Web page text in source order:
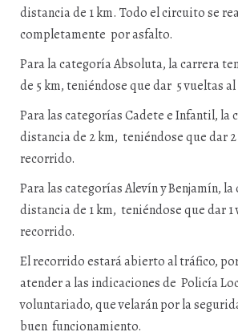
distancia de 1 km. Todo el circuito se
completamente por asfalto.
Para la categoría Absoluta, la carrera
de 5 km, teniéndose que dar 5 vueltas
Para las categorías Cadete e Infantil, la
distancia de 2 km, teniéndose que dar
recorrido.
Para las categorías Alevín y Benjamín,
distancia de 1 km, teniéndose que dar 1
recorrido.
El recorrido estará abierto al tráfico,
atender a las indicaciones de Policía
voluntariado, que velarán por la
buen funcionamiento.